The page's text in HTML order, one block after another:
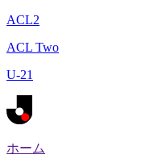
ACL2
ACL Two
U-21
ホーム